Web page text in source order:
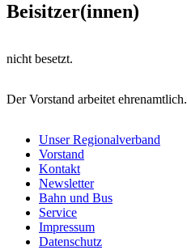
Beisitzer(innen)
nicht besetzt.
Der Vorstand arbeitet ehrenamtlich.
Unser Regionalverband
Vorstand
Kontakt
Newsletter
Bahn und Bus
Service
Impressum
Datenschutz